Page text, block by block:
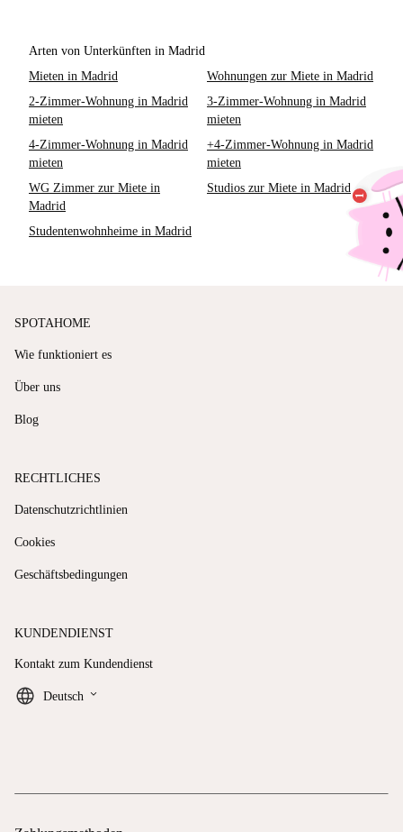
Arten von Unterkünften in Madrid
Mieten in Madrid
Wohnungen zur Miete in Madrid
2-Zimmer-Wohnung in Madrid
mieten
3-Zimmer-Wohnung in Madrid
mieten
4-Zimmer-Wohnung in Madrid
mieten
+4-Zimmer-Wohnung in Madrid
mieten
WG Zimmer zur Miete in
Madrid
Studios zur Miete in Madrid
Studentenwohnheime in Madrid
SPOTAHOME
Wie funktioniert es
Über uns
Blog
RECHTLICHES
Datenschutzrichtlinien
Cookies
Geschäftsbedingungen
KUNDENDIENST
Kontakt zum Kundendienst
Deutsch keyboard_arrow_down